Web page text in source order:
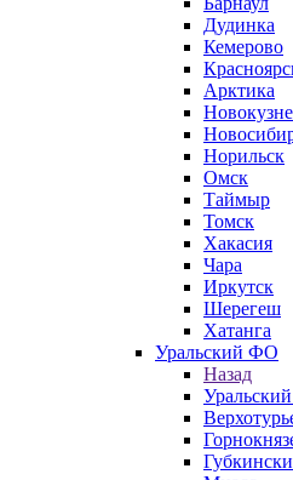
Дудинка
Кемерово
Арктика
Норильск
Омск
Таймыр
Томск
Хакасия
Чара
Иркутск
Шерегеш
Хатанга
Уральский ФО
Назад